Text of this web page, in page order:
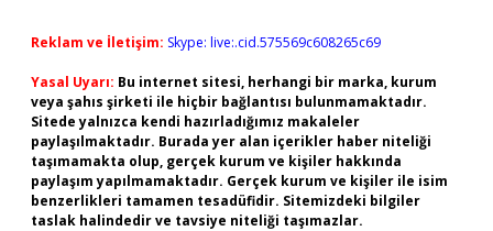
Reklam ve İletişim: Skype: live:.cid.575569c608265c69
Yasal Uyarı: Bu internet sitesi, herhangi bir marka, kurum
veya şahıs şirketi ile hiçbir bağlantısı bulunmamaktadır.
Sitede yalnızca kendi hazırladığımız makaleler
paylaşılmaktadır. Burada yer alan içerikler haber niteliği
taşımamakta olup, gerçek kurum ve kişiler hakkında
paylaşım yapılmamaktadır. Gerçek kurum ve kişiler ile isim
benzerlikleri tamamen tesadüfidir. Sitemizdeki bilgiler
taslak halindedir ve tavsiye niteliği taşımazlar.